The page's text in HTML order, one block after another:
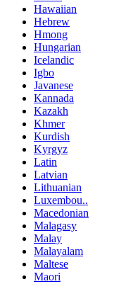
Hawaiian
Hebrew
Hmong
Hungarian
Icelandic
Igbo
Javanese
Kannada
Kazakh
Khmer
Kurdish
Kyrgyz
Latin
Latvian
Lithuanian
Luxembou..
Macedonian
Malagasy
Malay
Malayalam
Maltese
Maori